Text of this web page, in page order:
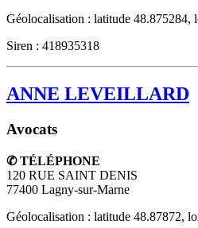
Géolocalisation : latitude 48.875284,
Siren : 418935318
ANNE LEVEILLARD
Avocats
✆ TÉLÉPHONE
120 RUE SAINT DENIS
77400 Lagny-sur-Marne
Géolocalisation : latitude 48.87872,